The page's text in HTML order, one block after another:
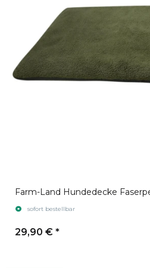
Farm-Land Hundedecke
sofort bestellbar
29,90 € *